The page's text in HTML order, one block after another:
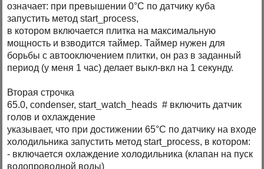
означает: при превышении 0°С по датчику куба
запустить метод start_process,
в котором включается плитка на максимальную
мощность и взводится таймер. Таймер нужен для
борьбы с автооключением плитки, он раз в заданный
период (у меня 1 час) делает выкл-вкл на 1 секунду.
Вторая строчка
65.0, condenser, start_watch_heads # включить датчик
голов и охлаждение
указывает, что при достижении 65°С по датчику на входе
холодильника запустить метод start_process, в котором:
- включается охлаждение холодильника (клапан на пуск
водопроводной воды)